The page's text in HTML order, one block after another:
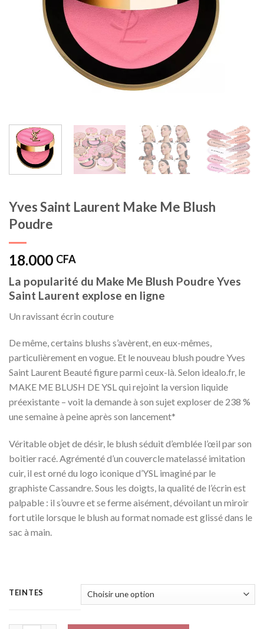
Yves Saint Laurent Make Me Blush
Poudre
18.000 CFA
La popularité du Make Me Blush Poudre Yves
Saint Laurent explose en ligne
Un ravissant écrin couture
De même, certains blushs s’avèrent, en eux-mêmes,
particulièrement en vogue. Et le nouveau blush poudre Yves
Saint Laurent Beauté figure parmi ceux-là. Selon idealo.fr, le
MAKE ME BLUSH DE YSL qui rejoint la version liquide
préexistante – voit la demande à son sujet exploser de 238 %
une semaine à peine après son lancement*
Véritable objet de désir, le blush séduit d’emblée l’œil par son
boitier racé. Agrémenté d’un couvercle matelassé imitation
cuir, il est orné du logo iconique d’YSL imaginé par le
graphiste Cassandre. Sous les doigts, la qualité de l’écrin est
palpable : il s’ouvre et se ferme aisément, dévoilant un miroir
fort utile lorsque le blush au format nomade est glissé dans le
sac à main.
TEINTES